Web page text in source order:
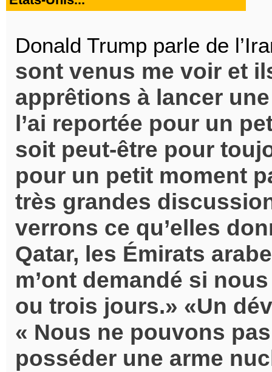
Donald Trump parle de
sont venus me voir et
apprêtions à lancer
l’ai reportée pour un
soit peut-être pour
pour un petit moment
très grandes
verrons ce qu’elles
Qatar, les Émirats
m’ont demandé si
ou trois jours.
Un
Nous ne pouvons
posséder une arme